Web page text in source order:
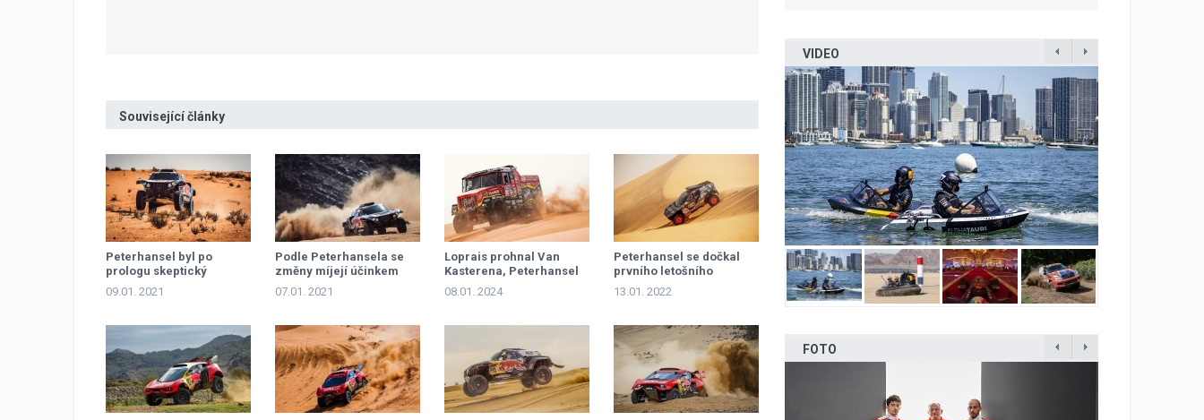
Související články
Peterhansel byl po
prologu skeptický
09.01. 2021
Podle Peterhansela se
změny míjejí účinkem
07.01. 2021
Loprais prohnal Van
Kasterena, Peterhansel
vyrovnal Vatanena
08.01. 2024
Peterhansel se dočkal
prvního letošního
etapového triumfu,
naděje Lopraise a
13.01. 2022
VIDEO
FOTO